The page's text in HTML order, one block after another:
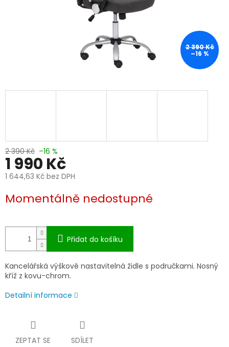
2 390 Kč
–16 %
2 390 Kč –16 %
1 990 Kč
1 644,63 Kč bez DPH
cena:
Momentálně nedostupné
Přidat do košíku
Kancelářská výškově nastavitelná židle s područkami. Nosný
kříž z kovu-chrom.
Detailní informace
ZEPTAT SE SDÍLET